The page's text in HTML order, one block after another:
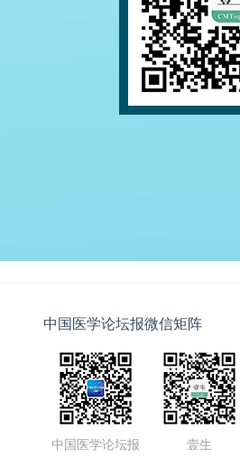
中国医学论坛报微信矩阵
中国医学论坛报 壹生